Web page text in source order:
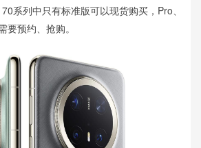
系列中只有标准版可以现货购买，Pro、
要预约、抢购。